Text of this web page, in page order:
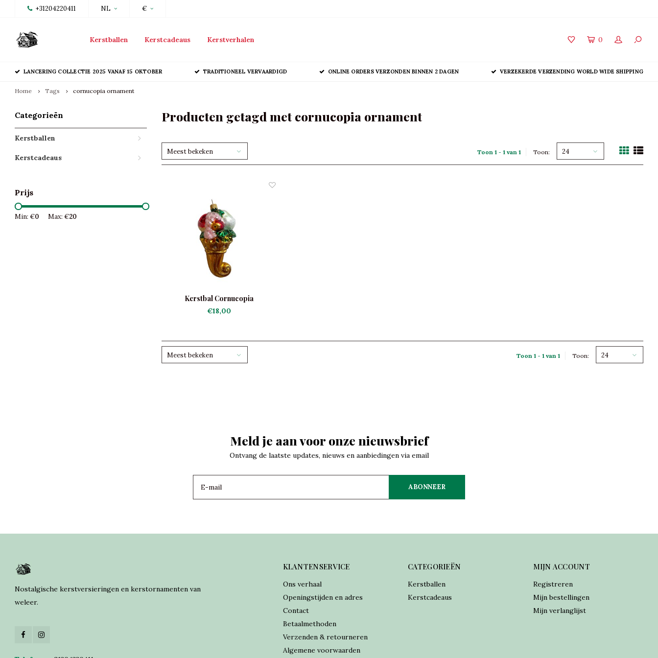
+31204220411 NL €
Kerstballen Kerstcadeaus Kerstverhalen 0
LANCERING COLLECTIE 2025 VANAF 15 OKTOBER TRADITIONEEL VERVAARDIGD ONLINE ORDERS VERZONDEN BINNEN 2 DAGEN VERZEKERDE VERZENDING WORLD WIDE SHIPPING
Home Tags cornucopia ornament
Categorieën
Kerstballen
Kerstcadeaus
Prijs
Min: €0 Max: €20
Producten getagd met cornucopia ornament
Meest bekeken Toon 1 - 1 van 1 Toon: 24
Kerstbal Cornucopia
€18,00
Meest bekeken Toon 1 - 1 van 1 Toon: 24
Meld je aan voor onze nieuwsbrief
Ontvang de laatste updates, nieuws en aanbiedingen via email
ABONNEER
Nostalgische kerstversieringen en kerstornamenten van
weleer.
KLANTENSERVICE
Ons verhaal
Openingstijden en adres
Contact
Betaalmethoden
Verzenden & retourneren
Algemene voorwaarden
CATEGORIEËN
Kerstballen
Kerstcadeaus
MIJN ACCOUNT
Registreren
Mijn bestellingen
Mijn verlanglijst